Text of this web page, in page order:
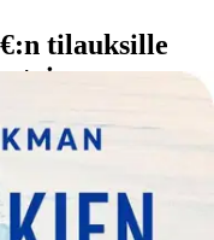
tilauksille
tai
tuotteita.